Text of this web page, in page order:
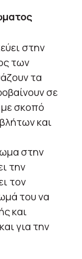
στην
των
τα
σε
σκοπό
και
στην
την
τον
του να
και
για την